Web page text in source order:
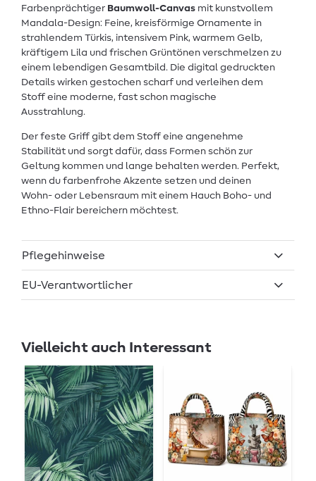
Farbenprächtiger Baumwoll-Canvas mit kunstvollem
Mandala-Design: Feine, kreisförmige Ornamente in
strahlendem Türkis, intensivem Pink, warmem Gelb,
kräftigem Lila und frischen Grüntönen verschmelzen zu
einem lebendigen Gesamtbild. Die digital gedruckten
Details wirken gestochen scharf und verleihen dem
Stoff eine moderne, fast schon magische
Ausstrahlung.
Der feste Griff gibt dem Stoff eine angenehme
Stabilität und sorgt dafür, dass Formen schön zur
Geltung kommen und lange behalten werden. Perfekt,
wenn du farbenfrohe Akzente setzen und deinen
Wohn- oder Lebensraum mit einem Hauch Boho- und
Ethno-Flair bereichern möchtest.
Pflegehinweise
EU-Verantwortlicher
Vielleicht auch Interessant